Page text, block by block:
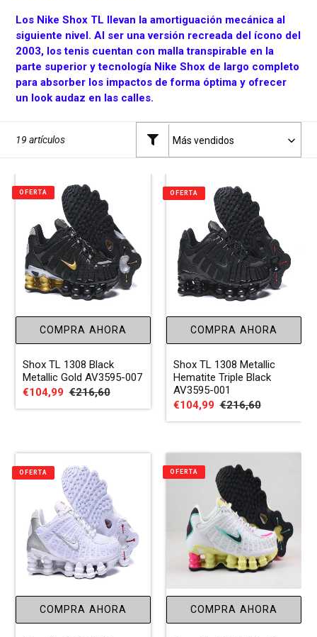
n
:
Los Nike Shox TL llevan la amortiguación mecánica al
siguiente nivel. Al ser una versión recreada del ícono del
2003, los tenis cuentan con malla transpirable en la
parte superior y tecnología Nike Shox de largo completo
para absorber los impactos de forma óptima y ofrecer
un look audaz en las calles.
19 artículos
COMPRA AHORA
Shox TL 1308 Black
Metallic Gold AV3595-007
Precio
de
€104,99 Precio
habitual
€216,60
OFERTA
COMPRA AHORA
Shox TL 1308 Metallic
Hematite Triple Black
AV3595-001
Precio
de
€104,99 Precio
habitual
€216,60
OFERTA
COMPRA AHORA
OFERTA
COMPRA AHORA
OFERTA